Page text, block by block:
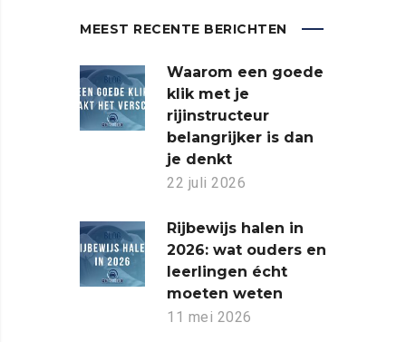
MEEST RECENTE BERICHTEN
Waarom een goede
klik met je
rijinstructeur
belangrijker is dan
je denkt
22 juli 2026
Rijbewijs halen in
2026: wat ouders en
leerlingen écht
moeten weten
11 mei 2026